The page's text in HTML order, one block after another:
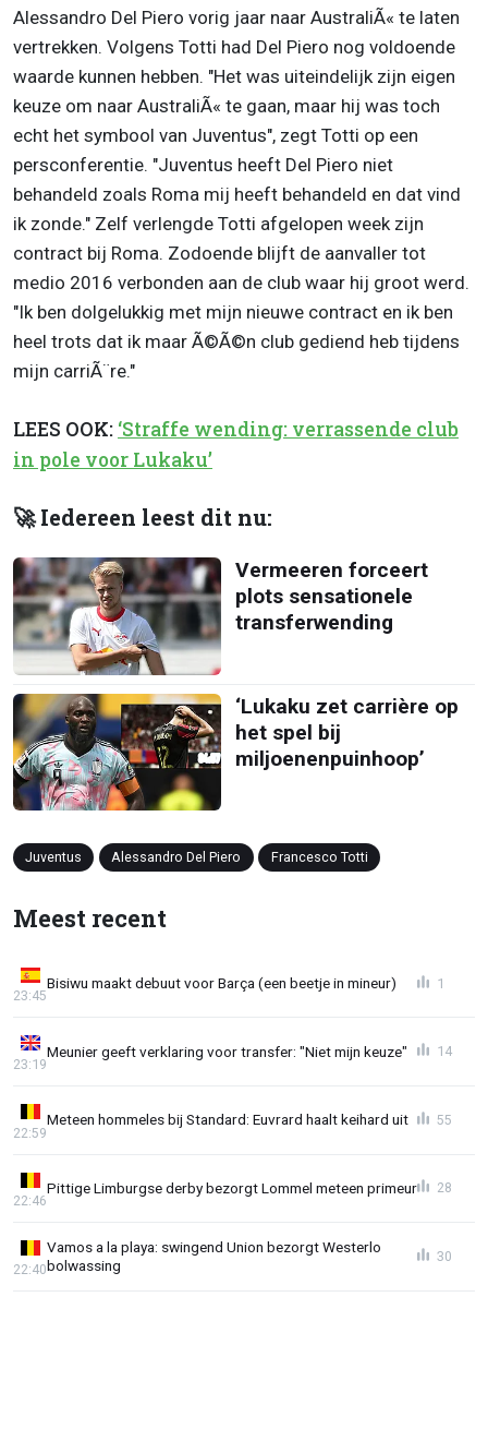
Alessandro Del Piero vorig jaar naar AustraliÃ« te laten
vertrekken. Volgens Totti had Del Piero nog voldoende
waarde kunnen hebben. "Het was uiteindelijk zijn eigen
keuze om naar AustraliÃ« te gaan, maar hij was toch
echt het symbool van Juventus", zegt Totti op een
persconferentie. "Juventus heeft Del Piero niet
behandeld zoals Roma mij heeft behandeld en dat vind
ik zonde." Zelf verlengde Totti afgelopen week zijn
contract bij Roma. Zodoende blijft de aanvaller tot
medio 2016 verbonden aan de club waar hij groot werd.
"Ik ben dolgelukkig met mijn nieuwe contract en ik ben
heel trots dat ik maar Ã©Ã©n club gediend heb tijdens
mijn carriÃ¨re."
LEES OOK: ‘Straffe wending: verrassende club
in pole voor Lukaku’
🚀 Iedereen leest dit nu:
Vermeeren forceert
plots sensationele
transferwending
‘Lukaku zet carrière op
het spel bij
miljoenenpuinhoop’
Juventus Alessandro Del Piero Francesco Totti
Meest recent
Bisiwu maakt debuut voor Barça (een beetje in mineur)
23:45
1
Meunier geeft verklaring voor transfer: "Niet mijn keuze"
23:19
14
Meteen hommeles bij Standard: Euvrard haalt keihard uit
22:59
55
Pittige Limburgse derby bezorgt Lommel meteen primeur
22:46
28
Vamos a la playa: swingend Union bezorgt Westerlo
bolwassing
22:40
30